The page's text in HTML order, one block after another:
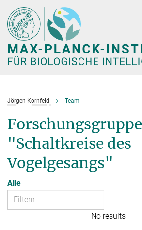
Hauptinhalt
Jörgen Kornfeld Team
Forschungsgruppe
"Schaltkreise des
Vogelgesangs"
Alle
No results